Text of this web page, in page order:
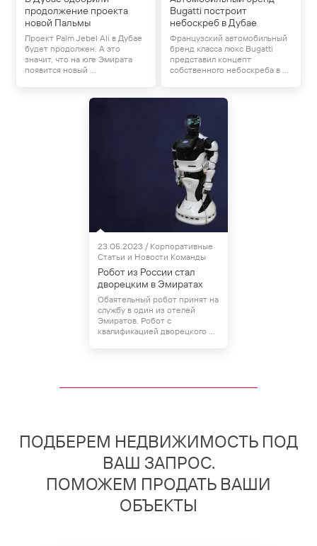
продолжение проекта
новой Пальмы
Проект Palm Jebel Ali в Дубае
будет продолжен. А это
значит, что на юге Эмирата
появится новый ...
Bugatti построит
небоскреб в Дубае
Французский автомобильный
бренд класса люкс Bugatti
представил концепт
собственного небоскреба в ...
23.05.2023 / Корпоративные
Статьи и Новости Команды
Робот из России стал
дворецким в Эмиратах
Обаятельный робот принят на
службу в один из отелей
Эмиратов. Робот с
квалификацией дворецкого ...
ПОДБЕРЕМ НЕДВИЖИМОСТЬ ПОД
ВАШ ЗАПРОС.
ПОМОЖЕМ ПРОДАТЬ ВАШИ
ОБЪЕКТЫ